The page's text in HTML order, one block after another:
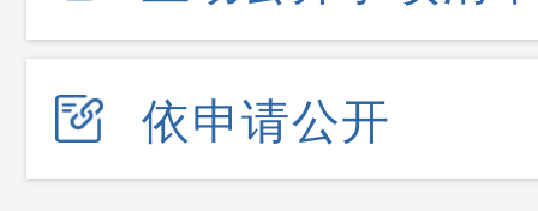
依申请公开